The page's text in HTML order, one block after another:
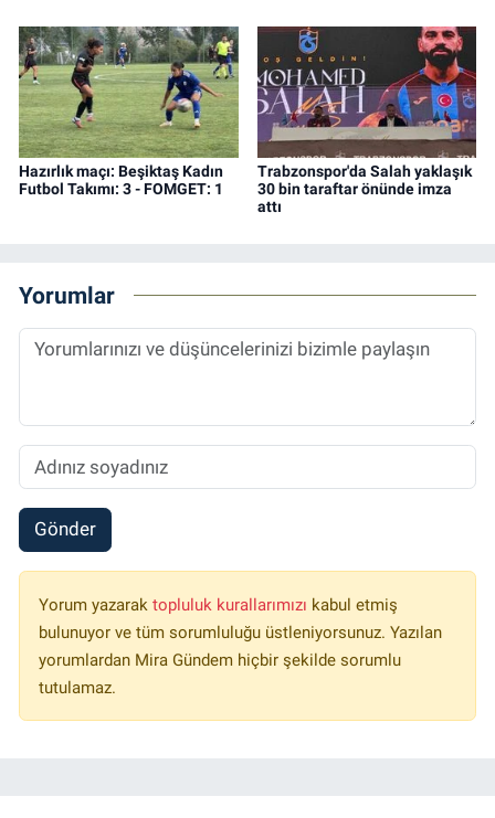
Hazırlık maçı: Beşiktaş Kadın
Futbol Takımı: 3 - FOMGET: 1
Trabzonspor'da Salah yaklaşık
30 bin taraftar önünde imza
attı
Yorumlar
Gönder
Yorum yazarak topluluk kurallarımızı kabul etmiş
bulunuyor ve tüm sorumluluğu üstleniyorsunuz. Yazılan
yorumlardan Mira Gündem hiçbir şekilde sorumlu
tutulamaz.